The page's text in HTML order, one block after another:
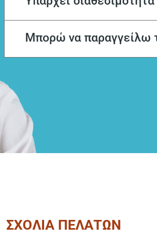
Μπορώ να παραγγείλω
ΣΧΟΛΙΑ ΠΕΛΑΤΩΝ